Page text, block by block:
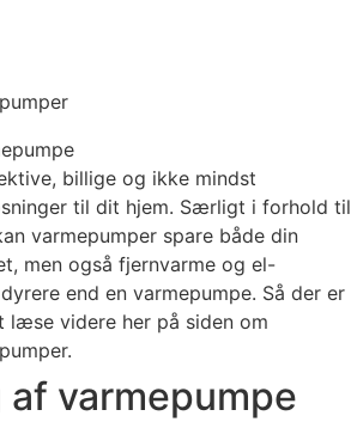
billige og ikke mindst
til dit hjem. Særligt i forhold til
varmepumper spare både din
men også fjernvarme og el-
end en varmepumpe. Så der er
læse videre her på siden om
varmepumpe